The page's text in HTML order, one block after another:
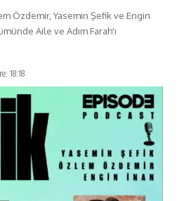
Özdemir, Yasemin Şefik ve Engin
Aile ve Adım Farah'ı
18:18